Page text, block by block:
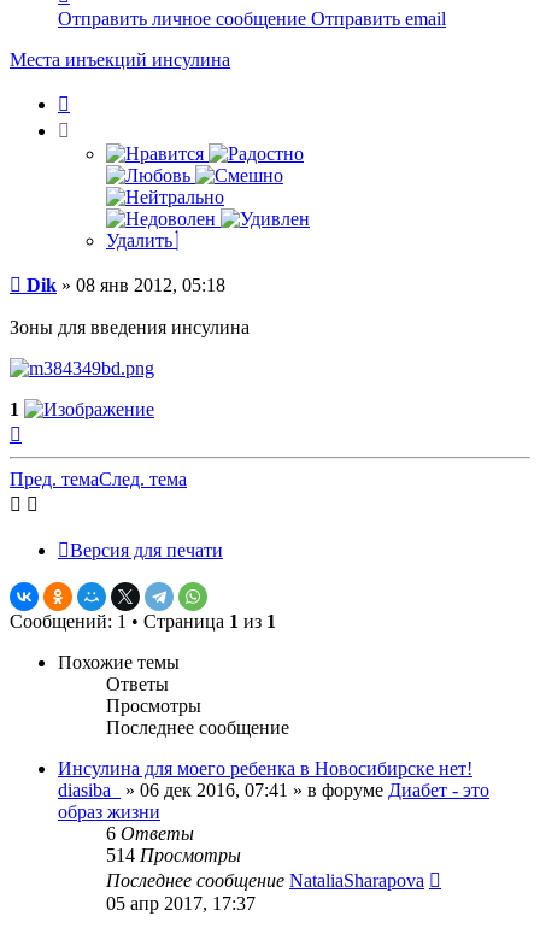
информация
пользователя
Dik
Отправить личное сообщение Отправить email
Места инъекций инсулина
Удалить
Сообщение
Dik » 08 янв 2012, 05:18
Зоны для введения инсулина
1
началу
Пред. темаСлед. тема
Версия для печати
Сообщений: 1 • Страница 1 из 1
Похожие темы
Ответы
Просмотры
Последнее сообщение
Инсулина для моего ребенка в Новосибирске нет!
diasiba_
» 06 дек 2016, 07:41 » в форуме Диабет - это
образ жизни
6 Ответы
514 Просмотры
Последнее сообщение NataliaSharapova
05 апр 2017, 17:37